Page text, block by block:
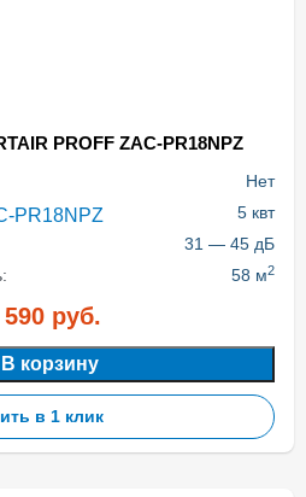
PROFF ZAC-PR18NPZ
Нет
5 квт
31 — 45 дБ
58 м2
руб.
В корзину
в 1 клик